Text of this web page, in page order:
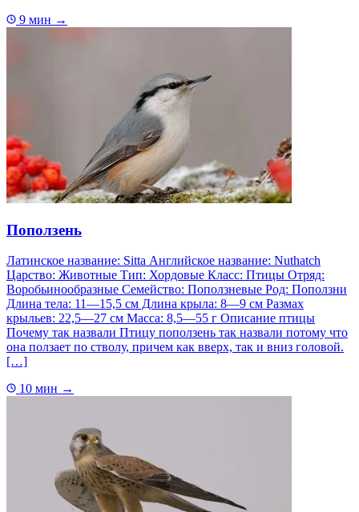
9 мин →
Поползень
Латинское название: Sitta Английское название: Nuthatch
Царство: Животные Тип: Хордовые Класс: Птицы Отряд:
Воробьинообразные Семейство: Поползневые Род: Поползни
Длина тела: 11—15,5 см Длина крыла: 8—9 см Размах
крыльев: 22,5—27 см Масса: 8,5—55 г Описание птицы
Почему так назвали Птицу поползень так назвали потому что
она ползает по стволу, причем как вверх, так и вниз головой.
[…]
10 мин →